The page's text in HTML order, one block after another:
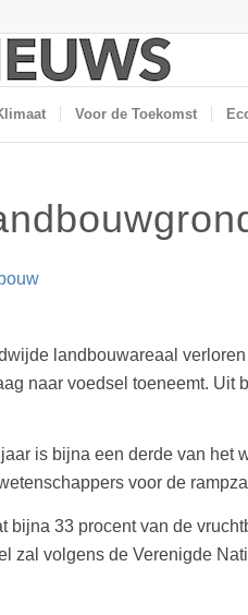
Voor de Toekomst
landbouwareaal
naar voedsel toeneemt.
is bijna een derde van
voor de
bijna 33 procent van de
zal volgens de Verenigde